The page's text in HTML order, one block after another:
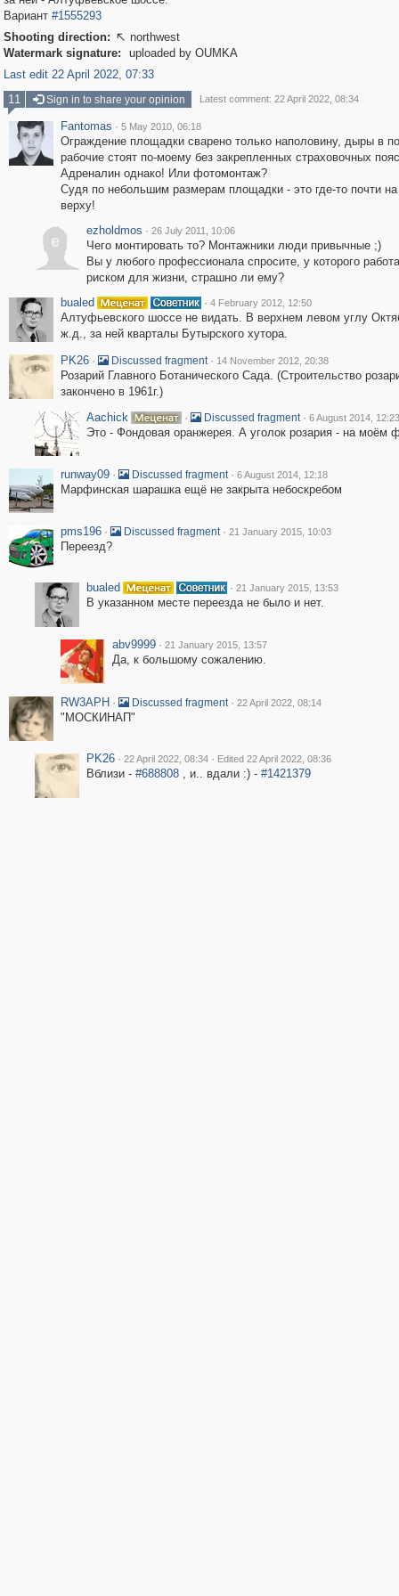
Вариант #1555293
Shooting direction:  northwest
Watermark signature:
uploaded by OUMKA
Last edit 22 April 2022, 07:33
11
Sign in to share your opinion Latest comment: 22 April 2022, 08:34
Fantomas · 5 May 2010, 06:18
Ограждение площадки сварено только наполовину, дыры в
рабочие стоят по-моему без закрепленных страховочных
Адреналин однако! Или фотомонтаж?
Судя по небольшим размерам площадки - это где-то почти
верху!
e
ezholdmos · 26 July 2011, 10:06
Чего монтировать то? Монтажники люди привычные ;)
Вы у любого профессионала спросите, у которого
риском для жизни, страшно ли ему?
bualed
· 4 February 2012, 12:50
Алтуфьевского шоссе не видать. В верхнем левом углу
ж.д., за ней кварталы Бутырского хутора.
PK26 · Discussed fragment · 14 November 2012, 20:38
Розарий Главного Ботанического Сада. (Строительство
закончено в 1961г.)
Aachick
· Discussed fragment · 6 August 2014, 12:23
Это - Фондовая оранжерея. А уголок розария - на моём
runway09 · Discussed fragment · 6 August 2014, 12:18
Марфинская шарашка ещё не закрыта небоскребом
pms196 · Discussed fragment · 21 January 2015, 10:03
Переезд?
bualed · 21 January 2015, 13:53
В указанном месте переезда не было и нет.
abv9999 · 21 January 2015, 13:57
Да, к большому сожалению.
RW3APH · Discussed fragment · 22 April 2022, 08:14
"МОСКИНАП"
PK26 · 22 April 2022, 08:34 · Edited 22 April 2022, 08:36
Вблизи - #688808, и.. вдали :) - #1421379